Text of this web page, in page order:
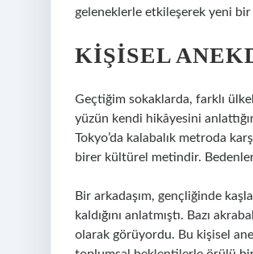
geleneklerle etkileşerek yeni
KIŞISEL
Geçtiğim sokaklarda, farklı
yüzün kendi hikâyesini
Tokyo’da kalabalık metroda
birer kültürel metindir.
Bir arkadaşım, gençliğinde
kaldığını anlatmıştı. Bazı
olarak görüyordu. Bu kişisel